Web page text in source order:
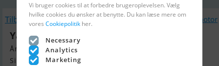
Tilbage Lignende Bådmotor
Yamaha 4 HK 4-Takt Påhængsmotor
Årgang 2026, Bådmotor til salg
Silkeborg, Danmark
Vi bruger cookies til at forbedre brugeroplevelsen. Vælg
hvilke cookies du ønsker at benytte. Du kan læse mere om
vores Cookiepolitik her.
Necessary
Analytics
Marketing